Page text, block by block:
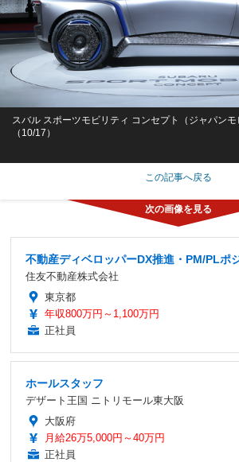
スバル スポーツモビリティ コンセプト（ジャパンモ
（10/17）
この記事へ戻る
不動産ディベロッパーDX推進・PM/PLポ
住友不動産株式会社
東京都
年収800万円～1,100万円
正社員
ホールスタッフ
デザート王国 ニトリモール東大阪
大阪府
月給26万5,000円～40万円
正社員